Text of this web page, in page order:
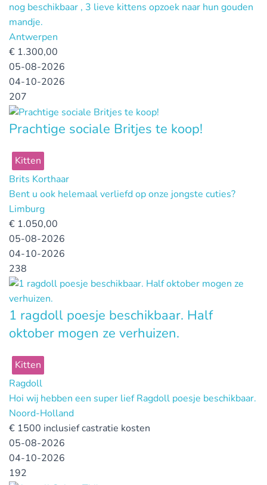
nog beschikbaar , 3 lieve kittens opzoek naar hun gouden
mandje.
Antwerpen
€ 1.300,00
05-08-2026
04-10-2026
207
Prachtige sociale Britjes te koop!
Kitten
Brits Korthaar
Bent u ook helemaal verliefd op onze jongste cuties?
Limburg
€ 1.050,00
05-08-2026
04-10-2026
238
1 ragdoll poesje beschikbaar. Half
oktober mogen ze verhuizen.
Kitten
Ragdoll
Hoi wij hebben een super lief Ragdoll poesje beschikbaar.
Noord-Holland
€ 1500 inclusief castratie kosten
05-08-2026
04-10-2026
192